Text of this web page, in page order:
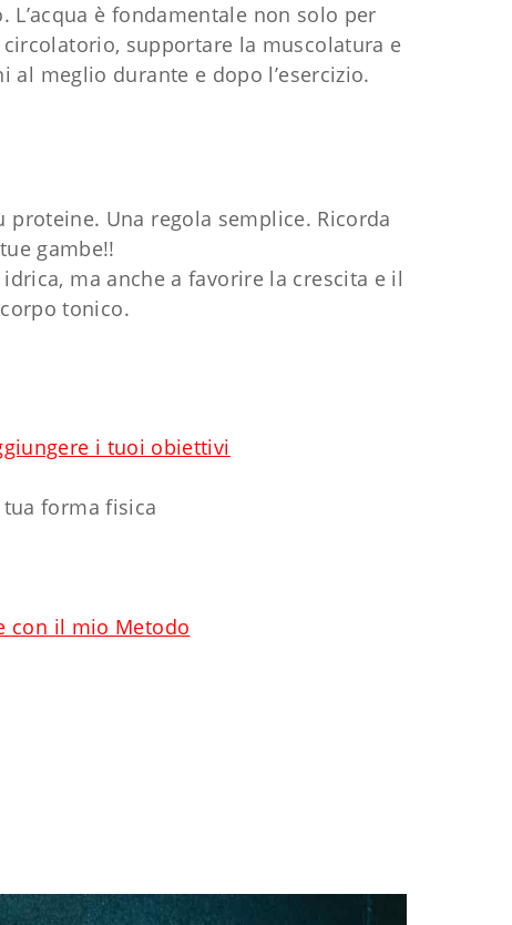
è fondamentale non solo per
supportare la muscolatura e
meglio durante e dopo l’esercizio.
Una regola semplice. Ricorda
gambe!!
ma anche a favorire la crescita e il
tonico.
i tuoi obiettivi
forma fisica
con il mio Metodo